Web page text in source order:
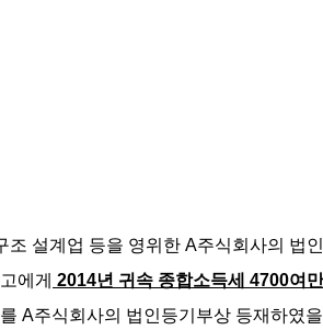
설계업 등을 영위한 A주식회사의 법
에게 2014년 귀속 종합소득세 4700여만
A주식회사의 법인등기부상 등재하였